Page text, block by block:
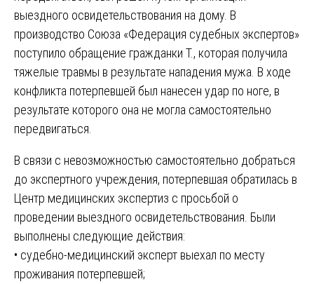
выездного освидетельствования на дому. В
производство Союза «Федерация судебных экспертов»
поступило обращение гражданки Т., которая получила
тяжелые травмы в результате нападения мужа. В ходе
конфликта потерпевшей был нанесен удар по ноге, в
результате которого она не могла самостоятельно
передвигаться.
В связи с невозможностью самостоятельно добраться
до экспертного учреждения, потерпевшая обратилась в
Центр медицинских экспертиз с просьбой о
проведении выездного освидетельствования. Были
выполнены следующие действия:
• судебно-медицинский эксперт выехал по месту
проживания потерпевшей;